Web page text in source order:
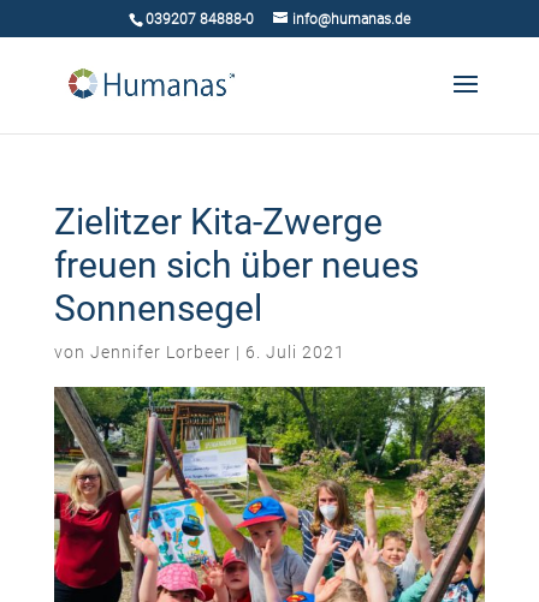
039207 84888-0 info@humanas.de
Zielitzer Kita-Zwerge
freuen sich über neues
Sonnensegel
von Jennifer Lorbeer | 6. Juli 2021